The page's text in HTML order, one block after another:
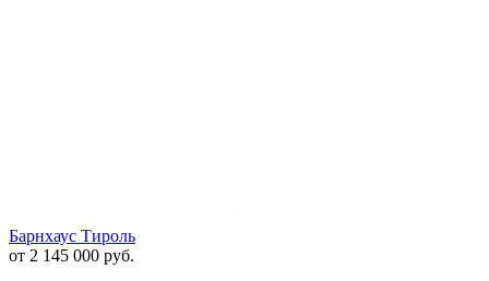
Барнхаус Тироль
от 2 145 000 руб.